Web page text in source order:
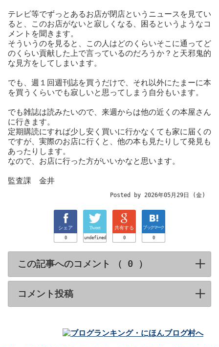
テレビ等でずっとあるお店が閉店というニュースを見てい
ると、このお店がないと寂しくなる、困るというようなコ
メントを聞きます。
そういうのを見ると、この人はどのくらいそこに通ってど
のくらい貢献した上で言っているのだろうか？と天邪鬼的
な見方をしてしまいます。
でも、週１回週刊誌を買うだけで、それ以外にたまーに本
を買うくらいでも寂しいと思ってしまう自分もいます。
でも雑誌は読みたいので、来週からは他の近くの本屋さん
に行きます。
定期購読にすれば少し安く買いに行かなくても家に届くの
ですが、実際のお店に行くと、他の本も見たりして発見も
あったりします。
なので、お店に行った方がいいかなと思います。
監査課 金井
Posted by 2026年05月29日 (金)
シェア
0
Tweet
undefined
共有する
0
ブックマーク
0
この記事へのコメント （ ） click to
コメント投稿click to expand contents